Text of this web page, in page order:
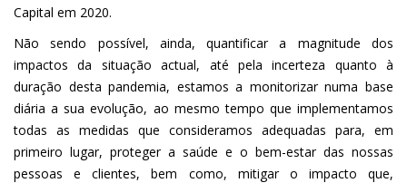
Capital em 2020.
Não sendo possível, ainda, quantificar a magnitude dos
impactos da situação actual, até pela incerteza quanto à
duração desta pandemia, estamos a monitorizar numa base
diária a sua evolução, ao mesmo tempo que implementamos
todas as medidas que consideramos adequadas para, em
primeiro lugar, proteger a saúde e o bem-estar das nossas
pessoas e clientes, bem como, mitigar o impacto que,